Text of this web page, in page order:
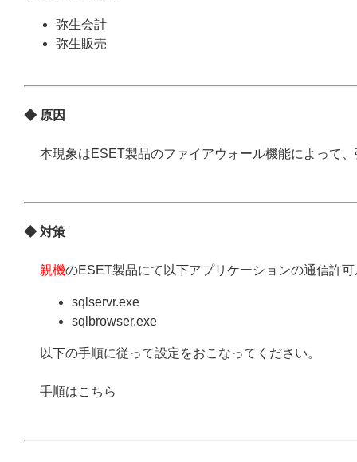
弥生会計
弥生販売
◆ 原因
本現象はESET製品のファイアウォール機能によって
◆ 対策
親機のESET製品にて以下アプリケーションの通信許
sqlservr.exe
sqlbrowser.exe
以下の手順に従って設定をおこなってください。
手順はこちら